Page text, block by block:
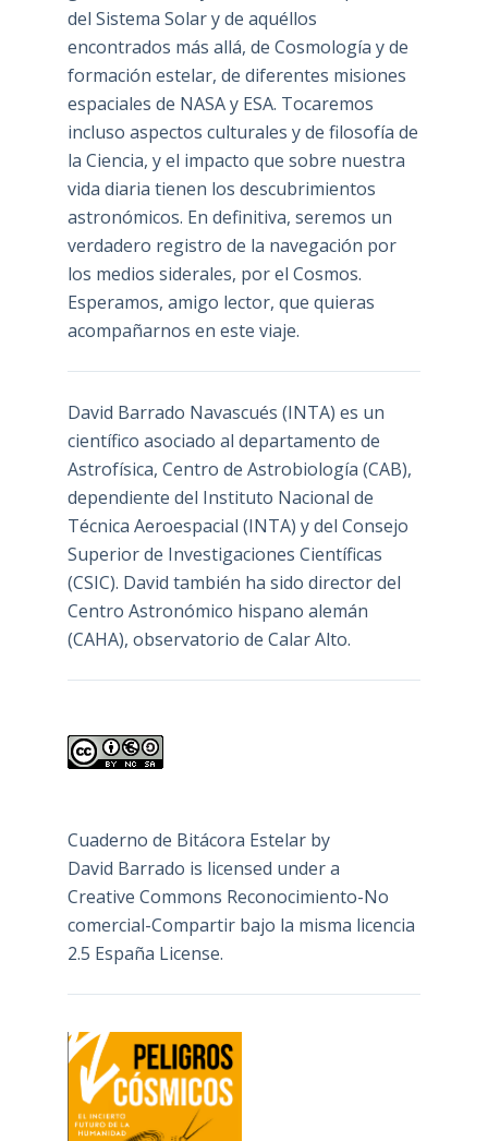
del Sistema Solar y de aquéllos
encontrados más allá, de Cosmología y de
formación estelar, de diferentes misiones
espaciales de NASA y ESA. Tocaremos
incluso aspectos culturales y de filosofía de
la Ciencia, y el impacto que sobre nuestra
vida diaria tienen los descubrimientos
astronómicos. En definitiva, seremos un
verdadero registro de la navegación por
los medios siderales, por el Cosmos.
Esperamos, amigo lector, que quieras
acompañarnos en este viaje.
David Barrado Navascués (INTA) es un
científico asociado al departamento de
Astrofísica, Centro de Astrobiología (CAB),
dependiente del Instituto Nacional de
Técnica Aeroespacial (INTA) y del Consejo
Superior de Investigaciones Científicas
(CSIC). David también ha sido director del
Centro Astronómico hispano alemán
(CAHA), observatorio de Calar Alto.
Cuaderno de Bitácora Estelarby
David Barrado is licensed under a
Creative Commons Reconocimiento-No
comercial-Compartir bajo la misma licencia
2.5 España License.